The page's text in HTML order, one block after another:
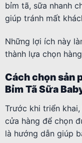
bỉm tã, sữa nhanh
giúp tránh mất
Những lợi ích này
thành lựa chọn
Cách chọn sản
Bỉm Tã Sữa
Trước khi triển
cửa hàng để chọn
là hướng dẫn giúp